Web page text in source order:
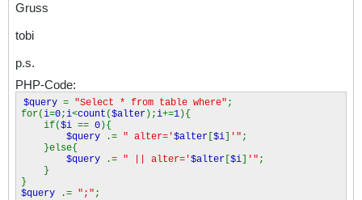
Gruss
tobi
p.s.
PHP-Code:
$query = "Select * from table where" ;
for(i=0;i<count ($alter);i+=1){
if($i == 0){
$query
.= " alter='$alter [$i] '" ;
}else{
$query
.= " || alter='$alter [$i] '" ;
}
}
$query
.= ";" ;